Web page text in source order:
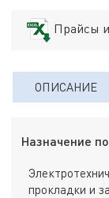
Прайсы
ОПИСАНИЕ
Назначение
прокладки и